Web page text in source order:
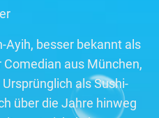
Ayih, besser bekannt als
Comedian aus München,
als Sushi-
über die Jahre hinweg